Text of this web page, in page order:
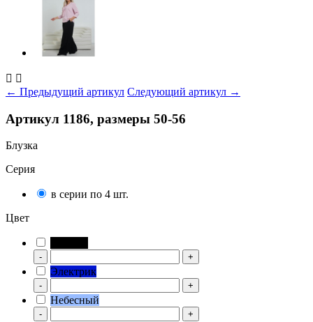
 
← Предыдущий артикул Следующий артикул →
Артикул 1186, размеры 50-56
Блузка
Серия
в серии по 4 шт.
Цвет
- +
Электрик
- +
Небесный
- +